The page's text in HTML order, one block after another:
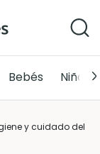
Bebés Niños
y cuidado del